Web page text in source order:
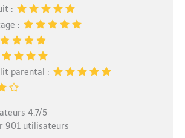
:
:
parental :
4.7/5
901 utilisateurs